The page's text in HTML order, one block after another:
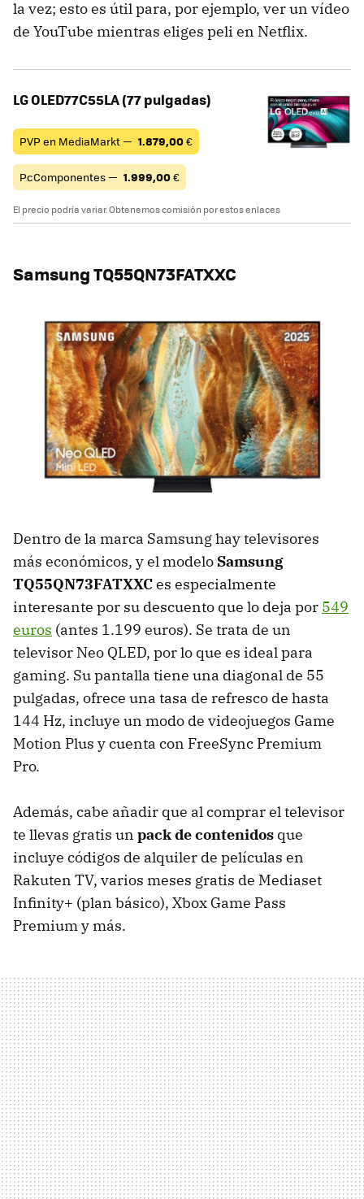
la vez; esto es útil para, por ejemplo, ver un vídeo
de YouTube mientras eliges peli en Netflix.
LG OLED77C55LA (77 pulgadas)
PVP en MediaMarkt — 1.879,00€
PcComponentes — 1.999,00€
El precio podría variar. Obtenemos comisión por estos enlaces
Samsung TQ55QN73FATXXC
Dentro de la marca Samsung hay televisores
más económicos, y el modelo Samsung
TQ55QN73FATXXCes especialmente
interesante por su descuento que lo deja por 549
euros (antes 1.199 euros). Se trata de un
televisor Neo QLED, por lo que es ideal para
gaming. Su pantalla tiene una diagonal de 55
pulgadas, ofrece una tasa de refresco de hasta
144 Hz, incluye un modo de videojuegos Game
Motion Plus y cuenta con FreeSync Premium
Pro.
Además, cabe añadir que al comprar el televisor
te llevas gratis un pack de contenidos que
incluye códigos de alquiler de películas en
Rakuten TV, varios meses gratis de Mediaset
Infinity+ (plan básico), Xbox Game Pass
Premium y más.